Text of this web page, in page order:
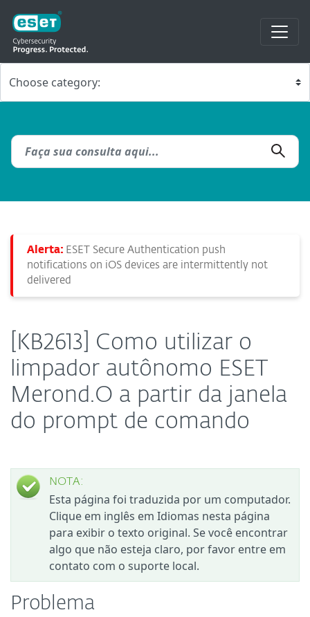
Alerta: ESET Secure Authentication push
notifications on iOS devices are intermittently not
delivered
[KB2613] Como utilizar o
limpador autônomo ESET
Merond.O a partir da janela
do prompt de comando
NOTA:
Esta página foi traduzida por um computador.
Clique em inglês em Idiomas nesta página
para exibir o texto original. Se você encontrar
algo que não esteja claro, por favor entre em
contato com o suporte local.
Problema